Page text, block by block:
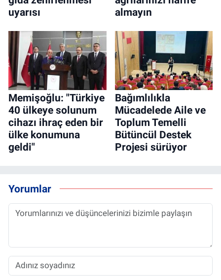
uyarısı
almayın
Memişoğlu: "Türkiye
40 ülkeye solunum
cihazı ihraç eden bir
ülke konumuna
geldi"
Bağımlılıkla
Mücadelede Aile ve
Toplum Temelli
Bütüncül Destek
Projesi sürüyor
Yorumlar